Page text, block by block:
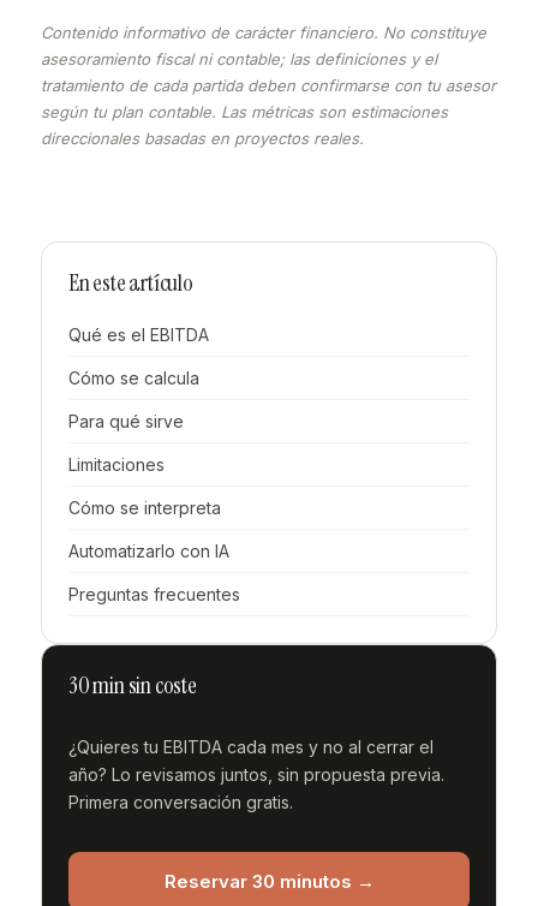
Contenido informativo de carácter financiero. No constituye
asesoramiento fiscal ni contable; las definiciones y el
tratamiento de cada partida deben confirmarse con tu asesor
según tu plan contable. Las métricas son estimaciones
direccionales basadas en proyectos reales.
En este artículo
Qué es el EBITDA
Cómo se calcula
Para qué sirve
Limitaciones
Cómo se interpreta
Automatizarlo con IA
Preguntas frecuentes
30 min sin coste
¿Quieres tu EBITDA cada mes y no al cerrar el
año? Lo revisamos juntos, sin propuesta previa.
Primera conversación gratis.
Reservar 30 minutos →